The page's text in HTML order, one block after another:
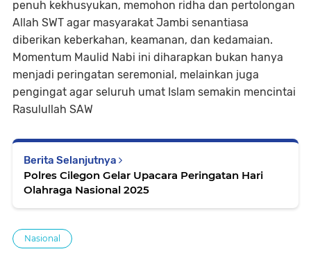
penuh kekhusyukan, memohon ridha dan pertolongan
Allah SWT agar masyarakat Jambi senantiasa
diberikan keberkahan, keamanan, dan kedamaian.
Momentum Maulid Nabi ini diharapkan bukan hanya
menjadi peringatan seremonial, melainkan juga
pengingat agar seluruh umat Islam semakin mencintai
Rasulullah SAW
Berita Selanjutnya
Polres Cilegon Gelar Upacara Peringatan Hari
Olahraga Nasional 2025
Nasional